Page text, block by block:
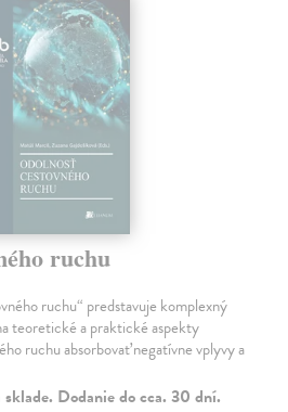
ruchu
ruchu“ predstavuje komplexný
teoretické a praktické aspekty
ruchu absorbovať negatívne vplyvy a
Dodanie do cca. 30 dní.